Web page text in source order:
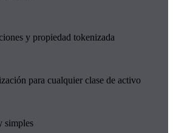
y propiedad tokenizada
para cualquier clase de activo
simples